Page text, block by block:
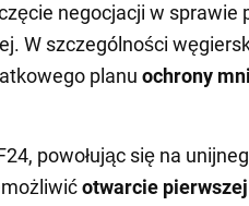
negocjacji w sprawie
W szczególności
planu ochrony
powołując się na
otwarcie